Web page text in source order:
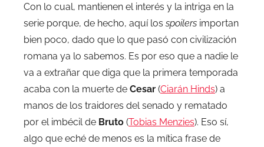
Con lo cual, mantienen el interés y la intriga en la
serie porque, de hecho, aquí losspoilers importan
bien poco, dado que lo que pasó con civilización
romana ya lo sabemos. Es por eso que a nadie le
va a extrañar que diga que la primera temporada
acaba con la muerte de Cesar (Ciarán Hinds) a
manos de los traidores del senado y rematado
por el imbécil de Bruto (Tobias Menzies). Eso sí,
algo que eché de menos es la mítica frase de